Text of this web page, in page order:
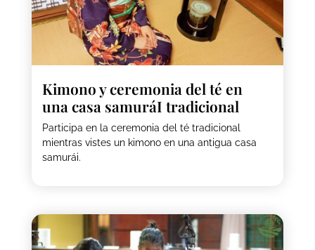
Kimono y ceremonia del té en
una casa samuráI tradicional
Participa en la ceremonia del té tradicional
mientras vistes un kimono en una antigua casa
samurái.